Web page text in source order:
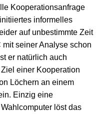
Kooperationsanfrage
informelles
auf unbestimmte Zeit
seiner Analyse schon
er natürlich auch
einer Kooperation
Löchern an einem
Einzig eine
löst das